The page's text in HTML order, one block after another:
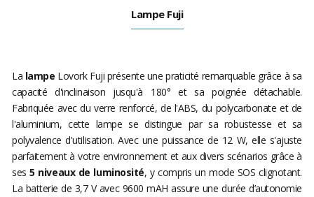
Lampe Fuji
La lampe Lovork Fuji présente une praticité remarquable grâce à sa
capacité d'inclinaison jusqu'à 180° et sa poignée détachable.
Fabriquée avec du verre renforcé, de l'ABS, du polycarbonate et de
l'aluminium, cette lampe se distingue par sa robustesse et sa
polyvalence d'utilisation. Avec une puissance de 12 W, elle s'ajuste
parfaitement à votre environnement et aux divers scénarios grâce à
ses5 niveaux de luminosité, y compris un mode SOS clignotant.
La batterie de 3,7 V avec 9600 mAH assure une durée d’autonomie